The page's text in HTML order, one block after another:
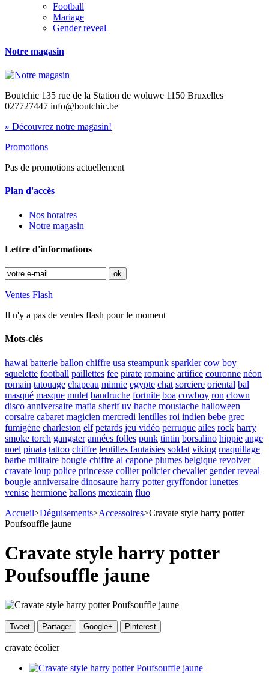
Football
Mariage
Gender reveal
Notre magasin
Boutchic 135 rue de la Station de woluwe 1150 Bruxelles
027727447 info@boutchic.be
» Découvrez notre magasin!
Promotions
Pas de promotions actuellement
Plan d'accès
Nos horaires
Notre magasin
Lettre d'informations
Ventes Flash
Il n'y a pas de ventes flash pour le moment
Mots-clés
hawai batterie ballon chiffre usa steampunk sparkler cow boy
squelette football paillettes fee pirate romaine artifice couronne néon
romain tatouage chapeau minnie egypte chat sorciere oriental bal
masqué masque mulet baudruche fortnite boa cowboy ron clown
disco anniversaire mafia sherif uv hache moustache halloween
corsaire cabaret magicien mercredi lentilles roi indien bebe grec
fumigène charleston elf petards jeu vidéo perruque ailes rock harry
smoke torch gangster années folles punk tintin borsalino hippie ange
noel pinata tattoo chiffre lentilles fantaisies soldat viking maquillage
barbe militaire bougie chiffre al capone plumes belgique revolver
cravate loup police princesse collier policier chevalier gender reveal
bougie anniversaire dinosaure harry potter gryffondor lunettes
venise hermione ballons mexicain fluo
Accueil>Déguisements>Accessoires>Cravate style harry potter
Poufsouffle jaune
Cravate style harry potter
Poufsouffle jaune
Tweet Partager Google+ Pinterest
cravate écolier